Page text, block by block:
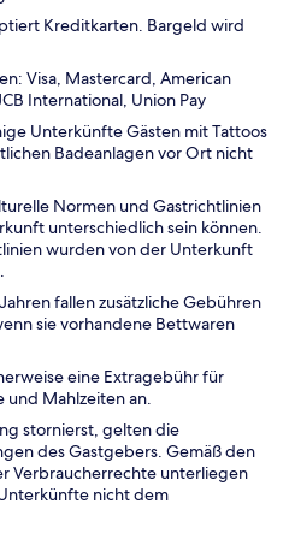
Kreditkarten. Bargeld wird
Visa, Mastercard, American
International, Union Pay
Unterkünfte Gästen mit Tattoos
Badeanlagen vor Ort nicht
Normen und Gastrichtlinien
unterschiedlich sein können.
wurden von der Unterkunft
fallen zusätzliche Gebühren
sie vorhandene Bettwaren
eine Extragebühr für
und Mahlzeiten an.
stornierst, gelten die
des Gastgebers. Gemäß den
Verbraucherrechte unterliegen
nicht dem